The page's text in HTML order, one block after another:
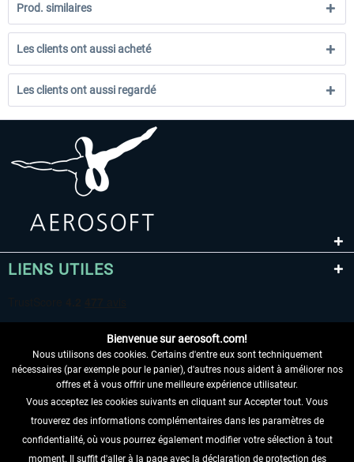
Prod. similaires
Les clients ont aussi acheté
Les clients ont aussi regardé
LIENS UTILES
RENONCER AU CONTRAT ICI
INFORMATIONS
Bienvenue sur aerosoft.com!
Nous utilisons des cookies. Certains d'entre eux sont techniquement
nécessaires (par exemple pour le panier), d'autres nous aident à améliorer nos
offres et à vous offrir une meilleure expérience utilisateur.
Vous acceptez les cookies suivants en cliquant sur Accepter tout. Vous
trouverez des informations complémentaires dans les paramètres de
confidentialité, où vous pourrez également modifier votre sélection à tout
moment. Il suffit d'aller à la page avec la déclaration de protection des